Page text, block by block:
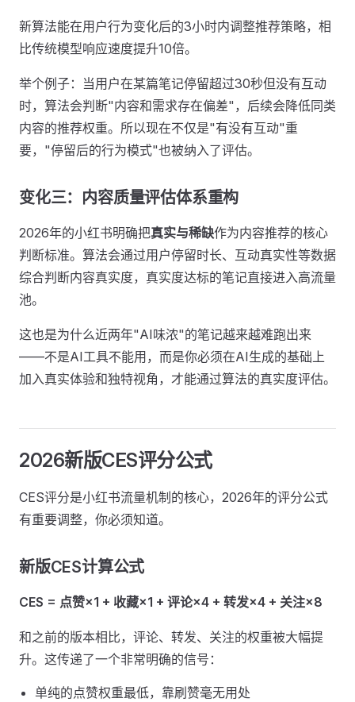
新算法能在用户行为变化后的3小时内调整推荐策略，相
比传统模型响应速度提升10倍。
举个例子：当用户在某篇笔记停留超过30秒但没有互动
时，算法会判断"内容和需求存在偏差"，后续会降低同类
内容的推荐权重。所以现在不仅是"有没有互动"重
要，"停留后的行为模式"也被纳入了评估。
变化三：内容质量评估体系重构
2026年的小红书明确把真实与稀缺作为内容推荐的核心
判断标准。算法会通过用户停留时长、互动真实性等数据
综合判断内容真实度，真实度达标的笔记直接进入高流量
池。
这也是为什么近两年"AI味浓"的笔记越来越难跑出来
——不是AI工具不能用，而是你必须在AI生成的基础上
加入真实体验和独特视角，才能通过算法的真实度评估。
2026新版CES评分公式
CES评分是小红书流量机制的核心，2026年的评分公式
有重要调整，你必须知道。
新版CES计算公式
CES = 点赞×1 + 收藏×1 + 评论×4 + 转发×4 + 关注×8
和之前的版本相比，评论、转发、关注的权重被大幅提
升。这传递了一个非常明确的信号：
单纯的点赞权重最低，靠刷赞毫无用处